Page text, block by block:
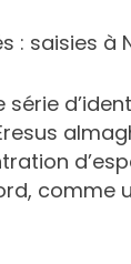
: saisies à